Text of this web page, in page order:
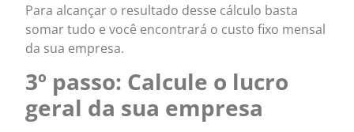
Para alcançar o resultado desse cálculo basta
somar tudo e você encontrará o custo fixo mensal
da sua empresa.
3º passo: Calcule o lucro
geral da sua empresa